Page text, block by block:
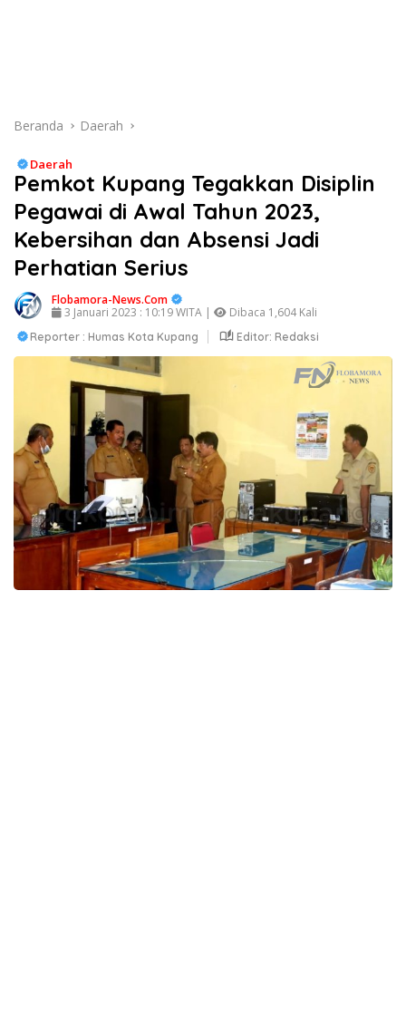
Beranda Daerah
Daerah
Pemkot Kupang Tegakkan Disiplin
Pegawai di Awal Tahun 2023,
Kebersihan dan Absensi Jadi
Perhatian Serius
Flobamora-News.Com
3 Januari 2023 : 10:19 WITA |
Dibaca 1,604 Kali
Reporter : Humas Kota Kupang Editor: Redaksi